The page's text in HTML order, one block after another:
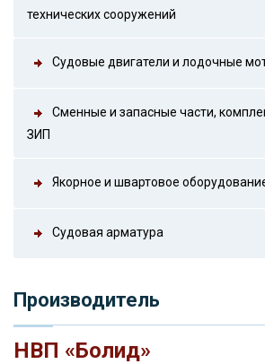
технических сооружений
Судовые двигатели и лодочные
Сменные и запасные части,
ЗИП
Якорное и швартовое
Судовая арматура
Производитель
НВП «Болид»